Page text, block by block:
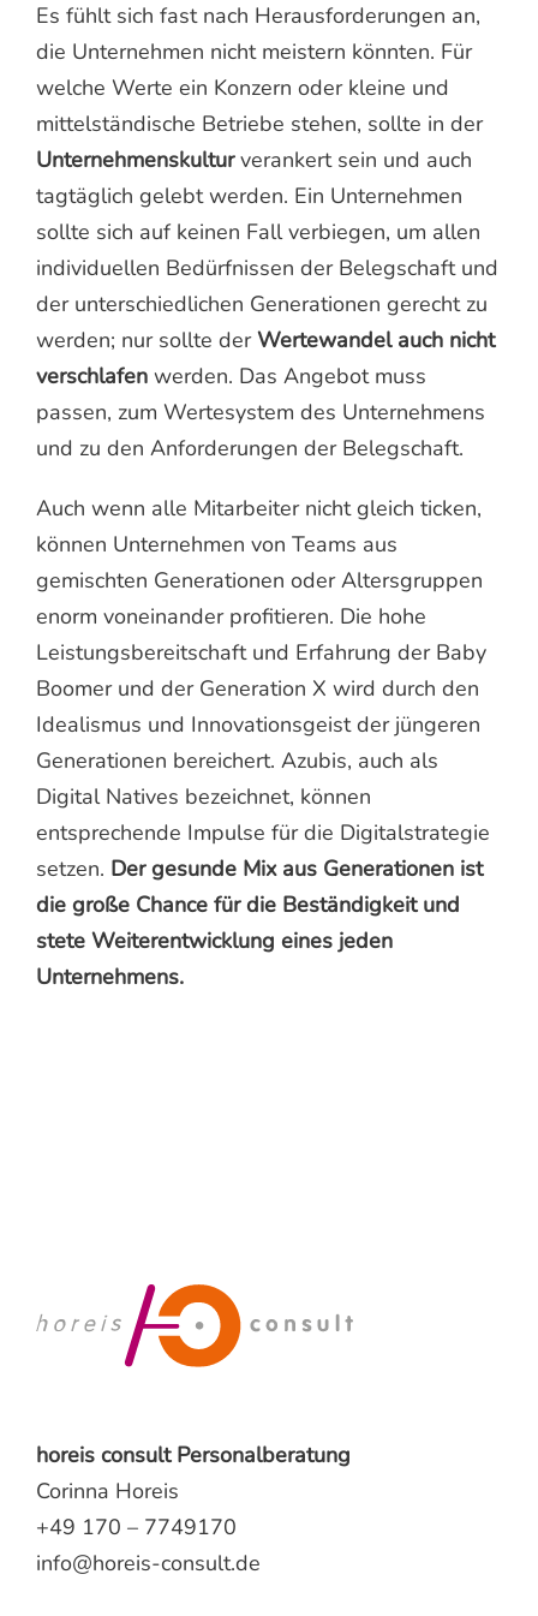
Es fühlt sich fast nach Herausforderungen an,
die Unternehmen nicht meistern könnten. Für
welche Werte ein Konzern oder kleine und
mittelständische Betriebe stehen, sollte in der
Unternehmenskulturverankert sein und auch
tagtäglich gelebt werden. Ein Unternehmen
sollte sich auf keinen Fall verbiegen, um allen
individuellen Bedürfnissen der Belegschaft und
der unterschiedlichen Generationen gerecht zu
werden; nur sollte derWertewandel auch nicht
verschlafen werden. Das Angebot muss
passen, zum Wertesystem des Unternehmens
und zu den Anforderungen der Belegschaft.
Auch wenn alle Mitarbeiter nicht gleich ticken,
können Unternehmen von Teams aus
gemischten Generationen oder Altersgruppen
enorm voneinander profitieren. Die hohe
Leistungsbereitschaft und Erfahrung der Baby
Boomer und der Generation X wird durch den
Idealismus und Innovationsgeist der jüngeren
Generationen bereichert. Azubis, auch als
Digital Natives bezeichnet, können
entsprechende Impulse für die Digitalstrategie
setzen. Der gesunde Mix aus Generationen ist
die große Chance für die Beständigkeit und
stete Weiterentwicklung eines jeden
Unternehmens.
horeis consult Personalberatung
Corinna Horeis
+49 170 – 7749170
info@horeis-consult.de